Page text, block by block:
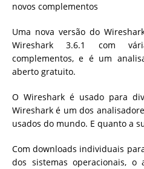
novos complementos
Uma nova versão do
Wireshark 3.6.1 com
complementos, e é um
aberto gratuito.
O Wireshark é usado para
Wireshark é um dos
usados ​​do mundo. E quanto a
Com downloads individuais
dos sistemas operacionais,